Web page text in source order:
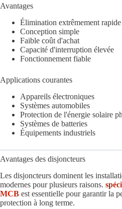
Avantages
Élimination extrêmement rapide
Conception simple
Faible coût d'achat
Capacité d'interruption élevée
Fonctionnement fiable
Applications courantes
Appareils électroniques
Systèmes automobiles
Protection de l'énergie solaire
Systèmes de batteries
Équipements industriels
Avantages des disjoncteurs
Les disjoncteurs dominent les
modernes pour plusieurs raisons.
MCB est essentielle pour garantir la
protection à long terme.